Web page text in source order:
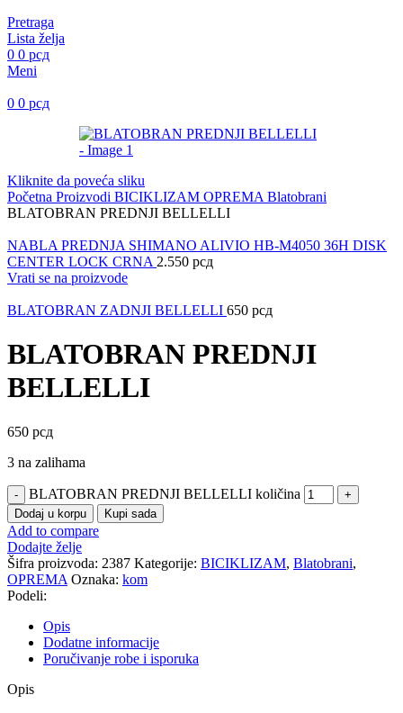
Pretraga
Lista želja
0 0 рсд
Meni
0 0 рсд
Kliknite da poveća sliku
Početna Proizvodi BICIKLIZAM OPREMA Blatobrani
BLATOBRAN PREDNJI BELLELLI
NABLA PREDNJA SHIMANO ALIVIO HB-M4050 36H DISK
CENTER LOCK CRNA 2.550 рсд
Vrati se na proizvode
BLATOBRAN ZADNJI BELLELLI 650 рсд
BLATOBRAN PREDNJI
BELLELLI
650 рсд
3 na zalihama
BLATOBRAN PREDNJI BELLELLI količina
Dodaj u korpu Kupi sada
Add to compare
Dodajte želje
Šifra proizvoda: 2387 Kategorije: BICIKLIZAM, Blatobrani,
OPREMA Oznaka: kom
Podeli:
Opis
Dodatne informacije
Poručivanje robe i isporuka
Opis